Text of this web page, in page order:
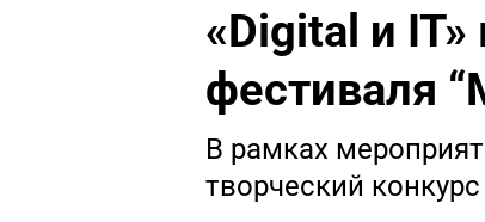
«Digital и
фестиваля
В рамках
творческий